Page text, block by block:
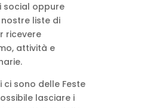
social oppure
liste di
ricevere
attività e
ci sono delle Feste
lasciare i